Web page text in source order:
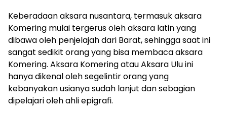
Keberadaan aksara nusantara, termasuk aksara
Komering mulai tergerus oleh aksara latin yang
dibawa oleh penjelajah dari Barat, sehingga saat ini
sangat sedikit orang yang bisa membaca aksara
Komering. Aksara Komering atau Aksara Ulu ini
hanya dikenal oleh segelintir orang yang
kebanyakan usianya sudah lanjut dan sebagian
dipelajari oleh ahli epigrafi.